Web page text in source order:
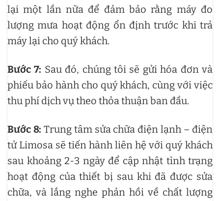
lại một lần nữa để đảm bảo rằng máy đo
lượng mưa hoạt động ổn định trước khi trả
máy lại cho quý khách.
Bước 7: Sau đó, chúng tôi sẽ gửi hóa đơn và
phiếu bảo hành cho quý khách, cùng với việc
thu phí dịch vụ theo thỏa thuận ban đầu.
Bước 8: Trung tâm sửa chữa điện lạnh – điện
tử Limosa sẽ tiến hành liên hệ với quý khách
sau khoảng 2-3 ngày để cập nhật tình trạng
hoạt động của thiết bị sau khi đã được sửa
chữa, và lắng nghe phản hồi về chất lượng